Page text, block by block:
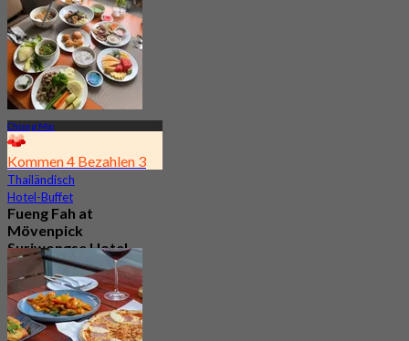
Chiang Mai
Kommen 4 Bezahlen 3
Thailändisch
Hotel-Buffet
Fueng Fah at
Mövenpick
Suriwongse Hotel
(Chiang Mai)
4.4
130 Gebucht
Aus฿ 262.5